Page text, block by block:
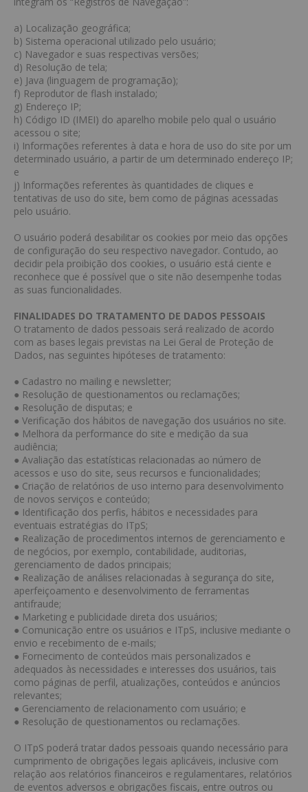
a) Localização geográfica;
b) Sistema operacional utilizado pelo usuário;
c) Navegador e suas respectivas versões;
d) Resolução de tela;
e) Java (linguagem de programação);
f) Reprodutor de flash instalado;
g) Endereço IP;
h) Código ID (IMEI) do aparelho mobile pelo qual o usuário
acessou o site;
i) Informações referentes à data e hora de uso do site por um
determinado usuário, a partir de um determinado endereço IP;
e
j) Informações referentes às quantidades de cliques e
tentativas de uso do site, bem como de páginas acessadas
pelo usuário.
O usuário poderá desabilitar os cookies por meio das opções
de configuração do seu respectivo navegador. Contudo, ao
decidir pela proibição dos cookies, o usuário está ciente e
reconhece que é possível que o site não desempenhe todas
as suas funcionalidades.
FINALIDADES DO TRATAMENTO DE DADOS PESSOAIS
O tratamento de dados pessoais será realizado de acordo
com as bases legais previstas na Lei Geral de Proteção de
Dados, nas seguintes hipóteses de tratamento:
● Cadastro no mailing e newsletter;
● Resolução de questionamentos ou reclamações;
● Resolução de disputas; e
● Verificação dos hábitos de navegação dos usuários no site.
● Melhora da performance do site e medição da sua
audiência;
● Avaliação das estatísticas relacionadas ao número de
acessos e uso do site, seus recursos e funcionalidades;
● Criação de relatórios de uso interno para desenvolvimento
de novos serviços e conteúdo;
● Identificação dos perfis, hábitos e necessidades para
eventuais estratégias do ITpS;
● Realização de procedimentos internos de gerenciamento e
de negócios, por exemplo, contabilidade, auditorias,
gerenciamento de dados principais;
● Realização de análises relacionadas à segurança do site,
aperfeiçoamento e desenvolvimento de ferramentas
antifraude;
● Marketing e publicidade direta dos usuários;
● Comunicação entre os usuários e ITpS, inclusive mediante o
envio e recebimento de e-mails;
● Fornecimento de conteúdos mais personalizados e
adequados às necessidades e interesses dos usuários, tais
como páginas de perfil, atualizações, conteúdos e anúncios
relevantes;
● Gerenciamento de relacionamento com usuário; e
● Resolução de questionamentos ou reclamações.
O ITpS poderá tratar dados pessoais quando necessário para
cumprimento de obrigações legais aplicáveis, inclusive com
relação aos relatórios financeiros e regulamentares, relatórios
de eventos adversos e obrigações fiscais, entre outros ou